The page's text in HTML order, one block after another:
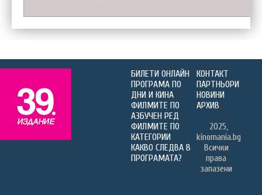
БИЛЕТИ ОНЛАЙН
ПРОГРАМА ПО
ДНИ И КИНА
ФИЛМИТЕ ПО
АЗБУЧЕН РЕД
ФИЛМИТЕ ПО
КАТЕГОРИИ
КАКВО СЛЕДВА В
ПРОГРАМАТА?
КОНТАКТ
ПАРТНЬОРИ
НОВИНИ
АРХИВ
2025,
kinomania.bg
Всички
права
запазени